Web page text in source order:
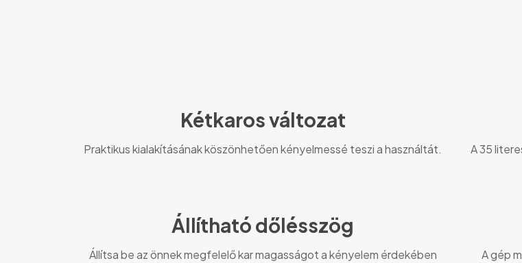
Kétkaros változat
Praktikus kialakításának köszönhetően kényelmessé teszi a használtát.
A 35
Állítható dőlésszög
Állítsa be az önnek megfelelő kar magasságot a kényelem érdekében
A gép